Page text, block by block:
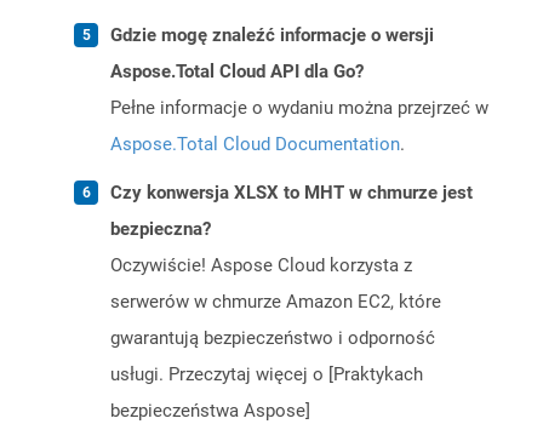
Gdzie mogę znaleźć informacje o wersji
Aspose.Total Cloud API dla Go?
Pełne informacje o wydaniu można przejrzeć w
Aspose.Total Cloud Documentation.
Czy konwersja XLSX to MHT w chmurze jest
bezpieczna?
Oczywiście! Aspose Cloud korzysta z
serwerów w chmurze Amazon EC2, które
gwarantują bezpieczeństwo i odporność
usługi. Przeczytaj więcej o [Praktykach
bezpieczeństwa Aspose]